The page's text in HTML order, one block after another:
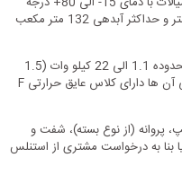
سانتیگراد می باشند و حداکثر ارتفاع هد 58 متر و حداکثر آبدهی 132 متر مکعب
توان موتور الکتریکی در پمپ های XZS در محدوده 1.1 الی 22 کیلو وات (1.5
الی 30 اسب بخار) می باشد و موتور الکتریکی آن ها دارای کلاس عایق حرارتی F
پروانه (از نوع بسته)، شفت و
پشتی پمپ از استنلس استیل 304 (یا بنا به درخواست مشتری از استنلس